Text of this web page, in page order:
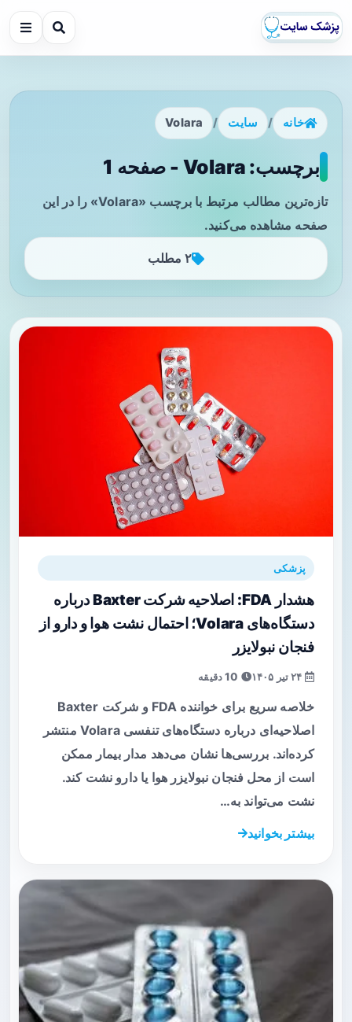
خانه / سایت /
Volara
برچسب: Volara - صفحه 1
تازه‌ترین مطالب مرتبط با برچسب «Volara» را در این
صفحه مشاهده می‌کنید.
۲ مطلب
پزشکی
هشدار FDA: اصلاحیه شرکت Baxter درباره
دستگاه‌های Volara؛ احتمال نشت هوا و دارو از
فنجان نبولایزر
خلاصه سریع برای خواننده FDA و شرکت Baxter
اصلاحیه‌ای درباره دستگاه‌های تنفسی Volara منتشر
کرده‌اند. بررسی‌ها نشان می‌دهد مدار بیمار ممکن
است از محل فنجان نبولایزر هوا یا دارو نشت کند.
نشت می‌تواند به…
بیشتر بخوانید